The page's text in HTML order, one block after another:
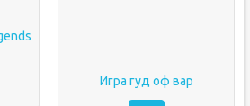
Игра гуд оф вар